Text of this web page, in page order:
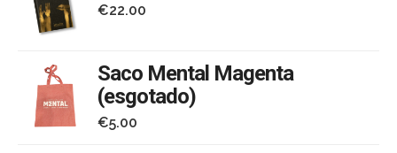
€22.00
Saco Mental Magenta
(esgotado)
€5.00